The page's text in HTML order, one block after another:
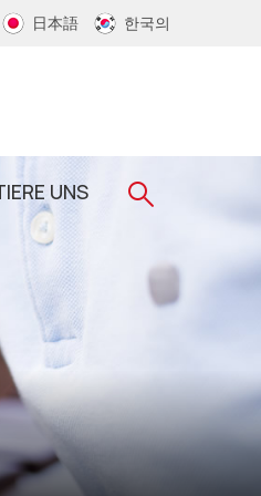
日本語 한국의
UNS